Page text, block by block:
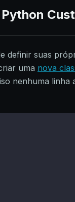
definir suas
uma nova
nenhuma linha